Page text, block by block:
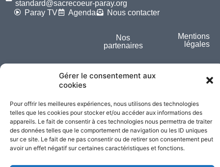
Gérer le consentement aux
cookies
Pour offrir les meilleures expériences, nous utilisons des technologies
telles que les cookies pour stocker et/ou accéder aux informations des
appareils. Le fait de consentir à ces technologies nous permettra de traiter
des données telles que le comportement de navigation ou les ID uniques
sur ce site. Le fait de ne pas consentir ou de retirer son consentement peut
avoir un effet négatif sur certaines caractéristiques et fonctions.
standard@sacrecoeur-paray.org
Paray TV
Agenda Nous contacter
Nos
partenaires
Mentions
légales
Partagez cette page